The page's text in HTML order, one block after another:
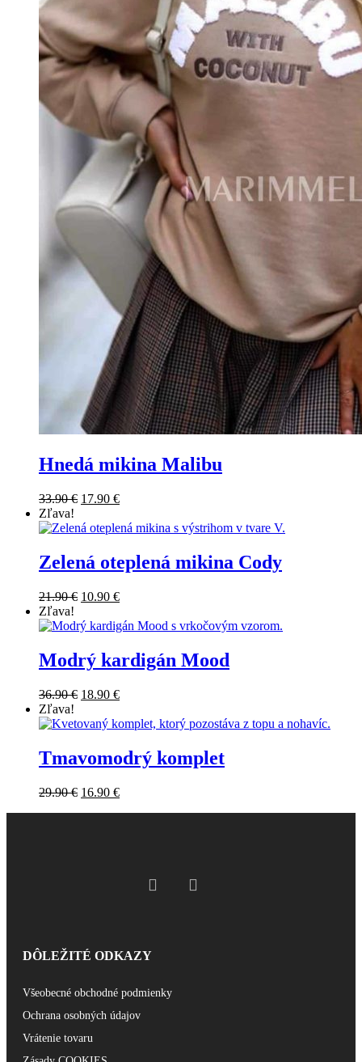
Hnedá mikina Malibu
33.90€ 17.90 €
Zľava!
Zelená oteplená mikina Cody
21.90€ 10.90 €
Zľava!
Modrý kardigán Mood
36.90€ 18.90 €
Zľava!
Tmavomodrý komplet
29.90€ 16.90 €
DÔLEŽITÉ ODKAZY
Všeobecné obchodné podmienky
Ochrana osobných údajov
Vrátenie tovaru